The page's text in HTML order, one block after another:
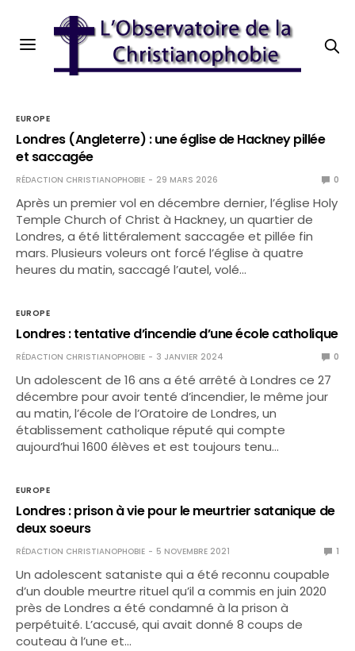
EUROPE
Londres (Angleterre) : une église de Hackney pillée
et saccagée
RÉDACTION CHRISTIANOPHOBIE 29 MARS 2026 0
Après un premier vol en décembre dernier, l’église Holy
Temple Church of Christ à Hackney, un quartier de
Londres, a été littéralement saccagée et pillée fin
mars. Plusieurs voleurs ont forcé l’église à quatre
heures du matin, saccagé l’autel, volé…
EUROPE
Londres : tentative d’incendie d’une école catholique
RÉDACTION CHRISTIANOPHOBIE 3 JANVIER 2024 0
Un adolescent de 16 ans a été arrêté à Londres ce 27
décembre pour avoir tenté d’incendier, le même jour
au matin, l’école de l’Oratoire de Londres, un
établissement catholique réputé qui compte
aujourd’hui 1600 élèves et est toujours tenu…
EUROPE
Londres : prison à vie pour le meurtrier satanique de
deux soeurs
RÉDACTION CHRISTIANOPHOBIE 5 NOVEMBRE 2021 1
Un adolescent sataniste qui a été reconnu coupable
d’un double meurtre rituel qu’il a commis en juin 2020
près de Londres a été condamné à la prison à
perpétuité. L’accusé, qui avait donné 8 coups de
couteau à l’une et…